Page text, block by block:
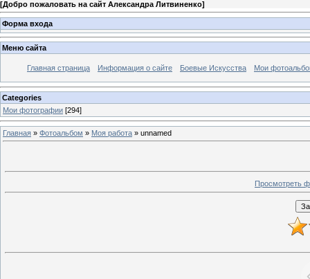
[Добро пожаловать на сайт Александра Литвиненко]
Форма входа
Меню сайта
Главная страница Информация о сайте Боевые Искусства Мои
Categories
Мои фотографии [294]
Главная » Фотоальбом » Моя работа » unnamed
Просмотреть